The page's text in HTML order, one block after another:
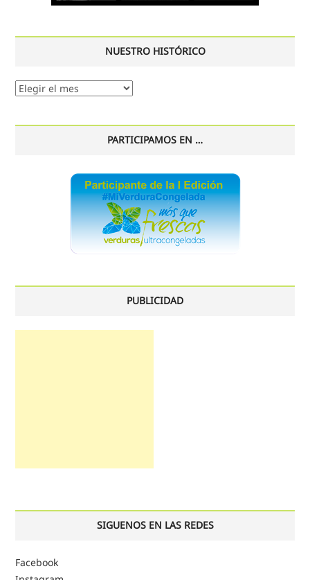
NUESTRO HISTÓRICO
Nuestro
PARTICIPAMOS EN …
PUBLICIDAD
SIGUENOS EN LAS REDES
Facebook